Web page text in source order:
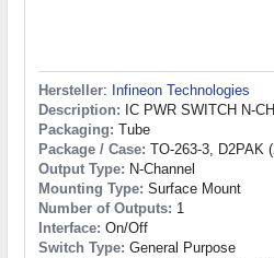
Hersteller: Infineon Technologies
Description: IC PWR SWITCH N-
Packaging: Tube
Package / Case: TO-263-3, D2PAK
Output Type: N-Channel
Mounting Type: Surface Mount
Number of Outputs: 1
Interface: On/Off
Switch Type: General Purpose